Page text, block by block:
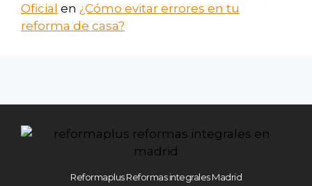
Oficial en ¿Cómo evitar errores en tu
reforma de casa?
Reformaplus Reformas integrales Madrid